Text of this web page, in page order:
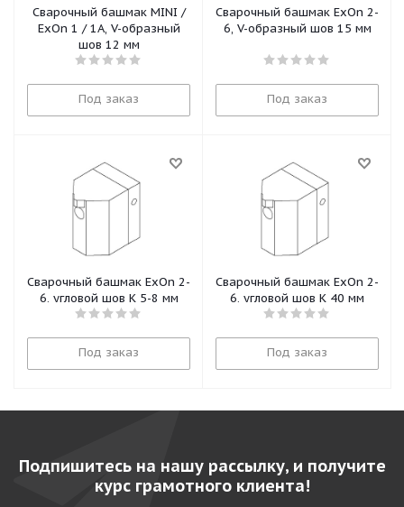
Сварочный башмак MINI /
ExOn 1 / 1A, V-образный
шов 12 мм
Под заказ
Сварочный башмак ExOn 2-
6, V-образный шов 15 мм
Под заказ
Сварочный башмак ExOn 2-
6, угловой шов К 5-8 мм
Под заказ
Сварочный башмак ExOn 2-
6, угловой шов К 40 мм
Под заказ
Подпишитесь на нашу рассылку, и получите
курс грамотного клиента!